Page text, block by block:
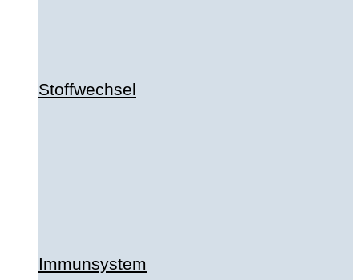
Stoffwechsel
Immunsystem